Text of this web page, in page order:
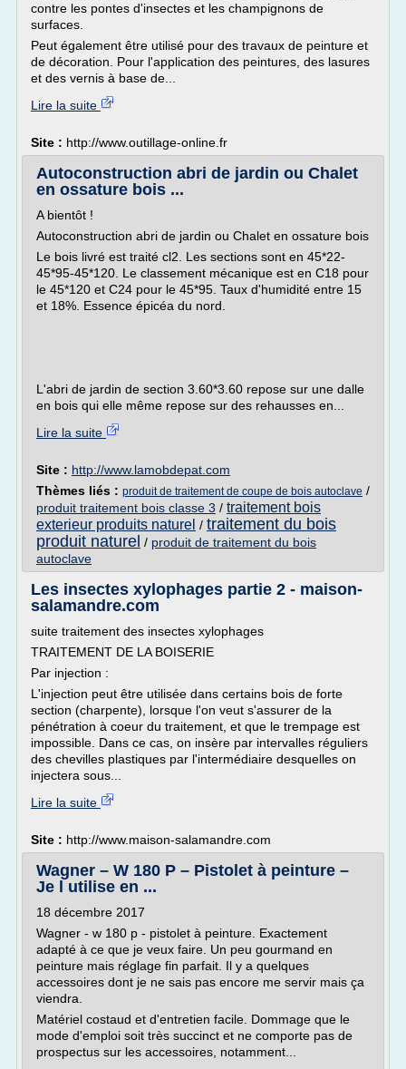
contre les pontes d'insectes et les champignons de
surfaces.
Peut également être utilisé pour des travaux de peinture et
de décoration. Pour l'application des peintures, des lasures
et des vernis à base de...
Lire la suite
Site : http://www.outillage-online.fr
Autoconstruction abri de jardin ou Chalet
en ossature bois ...
A bientôt !
Autoconstruction abri de jardin ou Chalet en ossature bois
Le bois livré est traité cl2. Les sections sont en 45*22-
45*95-45*120. Le classement mécanique est en C18 pour
le 45*120 et C24 pour le 45*95. Taux d'humidité entre 15
et 18%. Essence épicéa du nord.
L'abri de jardin de section 3.60*3.60 repose sur une dalle
en bois qui elle même repose sur des rehausses en...
Lire la suite
Site : http://www.lamobdepat.com
Thèmes liés : produit de traitement de coupe de bois autoclave /
produit traitement bois classe 3 / traitement bois
exterieur produits naturel / traitement du bois
produit naturel / produit de traitement du bois
autoclave
Les insectes xylophages partie 2 - maison-
salamandre.com
suite traitement des insectes xylophages
TRAITEMENT DE LA BOISERIE
Par injection :
L'injection peut être utilisée dans certains bois de forte
section (charpente), lorsque l'on veut s'assurer de la
pénétration à coeur du traitement, et que le trempage est
impossible. Dans ce cas, on insère par intervalles réguliers
des chevilles plastiques par l'intermédiaire desquelles on
injectera sous...
Lire la suite
Site : http://www.maison-salamandre.com
Wagner – W 180 P – Pistolet à peinture –
Je l utilise en ...
18 décembre 2017
Wagner - w 180 p - pistolet à peinture. Exactement
adapté à ce que je veux faire. Un peu gourmand en
peinture mais réglage fin parfait. Il y a quelques
accessoires dont je ne sais pas encore me servir mais ça
viendra.
Matériel costaud et d'entretien facile. Dommage que le
mode d'emploi soit très succinct et ne comporte pas de
prospectus sur les accessoires, notamment...